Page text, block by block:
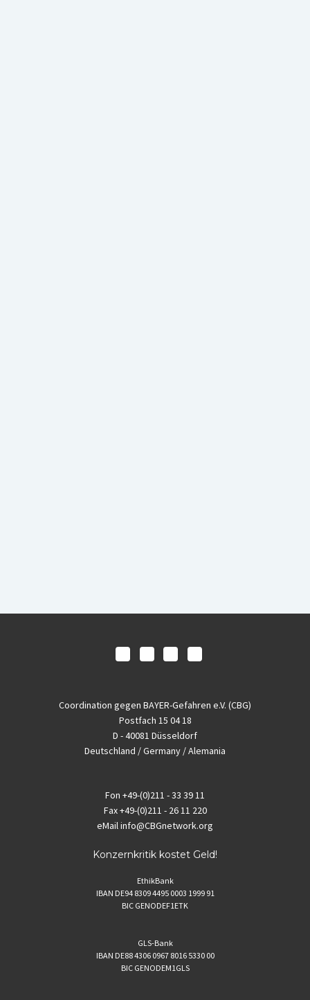
Coordination gegen BAYER-Gefahren e.V. (CBG)
Postfach 15 04 18
D - 40081 Düsseldorf
Deutschland / Germany / Alemania
Fon +49-(0)211 - 33 39 11
Fax+49-(0)211 - 26 11 220
eMailinfo@CBGnetwork.org
Konzernkritik kostet Geld!
EthikBank
IBAN DE94 8309 4495 0003 1999 91
BIC GENODEF1ETK
GLS-Bank
IBAN DE88 4306 0967 8016 5330 00
BIC GENODEM1GLS